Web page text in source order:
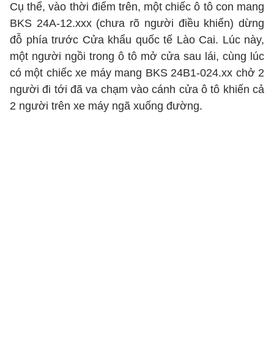
Cụ thể, vào thời điểm trên, một chiếc ô tô con mang
BKS 24A-12.xxx (chưa rõ người điều khiển) dừng
đỗ phía trước Cửa khẩu quốc tế Lào Cai. Lúc này,
một người ngồi trong ô tô mở cửa sau lái, cùng lúc
có một chiếc xe máy mang BKS 24B1-024.xx chở 2
người đi tới đã va chạm vào cánh cửa ô tô khiến cả
2 người trên xe máy ngã xuống đường.